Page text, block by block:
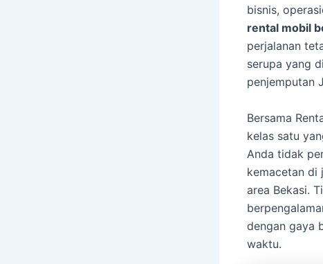
bisnis,
rental mobil
perjalanan
serupa yang
penjemputan
Bersama
kelas satu
Anda tidak
kemacetan di
area Bekasi.
dengan gaya
waktu.